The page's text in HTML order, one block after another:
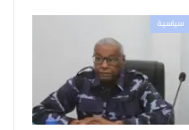
سياسية